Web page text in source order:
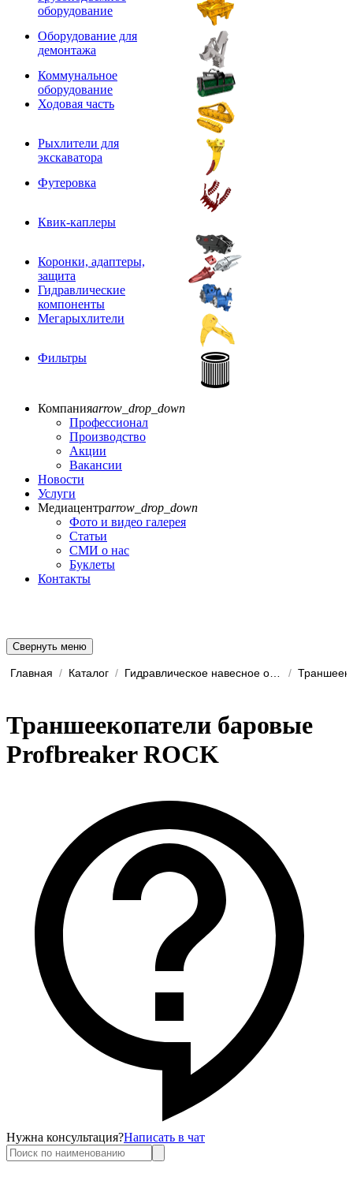
оборудование
Оборудование для
демонтажа
Коммунальное
оборудование
Ходовая часть
Рыхлители для
экскаватора
Футеровка
Квик-каплеры
Коронки, адаптеры,
защита
Гидравлические
компоненты
Мегарыхлители
Фильтры
Компанияarrow_drop_down
Профессионал
Производство
Акции
Вакансии
Новости
Услуги
Медиацентрarrow_drop_down
Фото и видео галерея
Статьи
СМИ о нас
Буклеты
Контакты
Свернуть меню
Главная / Каталог / /
Траншеекопатели баровые
Profbreaker ROCK
Нужна консультация?Написать в чат